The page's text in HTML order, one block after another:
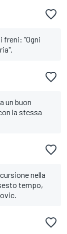
freni: "Ogni
un buon
la stessa
nella
tempo,